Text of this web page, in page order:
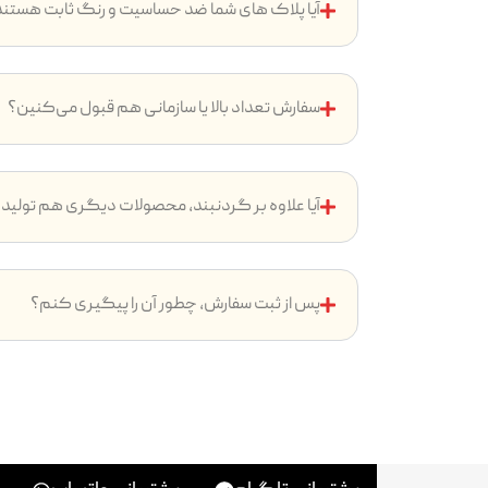
آیا پلاک های شما ضد حساسیت و رنگ ثابت
سفارش تعداد بالا یا سازمانی هم قبول می‌کنین؟
آیا علاوه بر گردنبند، محصولات دیگری هم
پس از ثبت سفارش، چطور آن را پیگیری کنم؟